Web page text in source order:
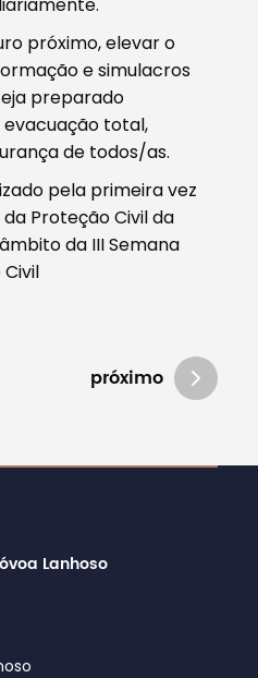
próximo, elevar o
e simulacros
preparado
total,
de todos/as.
pela primeira vez
Proteção Civil da
da III Semana
próximo
Lanhoso